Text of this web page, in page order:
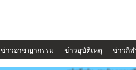
ข่าวอาชญากรรม ข่าวอุบัติเหตุ ข่าวกี